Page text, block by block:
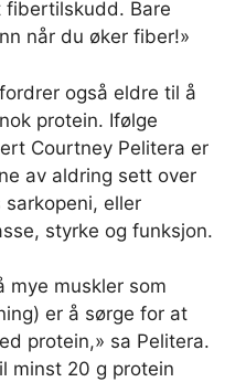
fibertilskudd. Bare
når du øker fiber!»
også eldre til å
protein. Ifølge
Courtney Pelitera er
av aldring sett over
sarkopeni, eller
styrke og funksjon.
mye muskler som
er å sørge for at
protein,» sa Pelitera.
minst 20 g protein